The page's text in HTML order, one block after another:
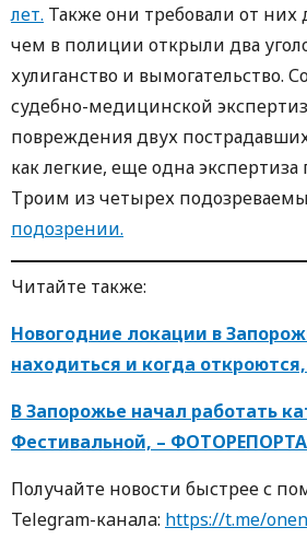
лет. Также они требовали от них
чем в полиции открыли два
хулиганство и вымогательство.
судебно-медицинской
повреждения двух
как легкие, еще одна экспертиза
Троим из четырех
подозрении.
Читайте также:
Новогодние локации в
находиться и когда
В Запорожье начал работать
Фестивальной, –
Получайте новости быстрее с
Telegram-кaнaлa: https://t.me/